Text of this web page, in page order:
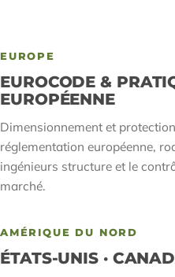
EUROPE
EUROCODE &
EUROPÉENNE
Dimensionnement et
réglementation européenne,
ingénieurs structure et le
marché.
AMÉRIQUE DU NORD
ÉTATS-UNIS ·